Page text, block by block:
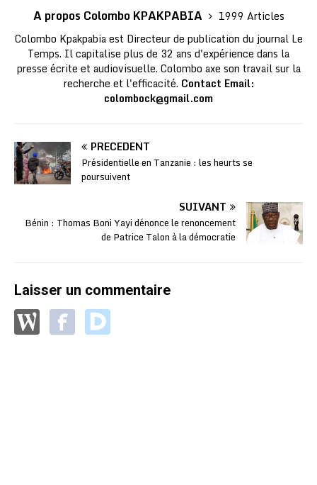
A propos Colombo KPAKPABIA
1999 Articles
Colombo Kpakpabia est Directeur de publication du journal Le
Temps. Il capitalise plus de 32 ans d'expérience dans la
presse écrite et audiovisuelle. Colombo axe son travail sur la
recherche et l'efficacité. Contact Email:
colombock@gmail.com
PRÉCÉDENT
Présidentielle en Tanzanie : les heurts se
poursuivent
SUIVANT
Bénin : Thomas Boni Yayi dénonce le renoncement
de Patrice Talon à la démocratie
Laisser un commentaire